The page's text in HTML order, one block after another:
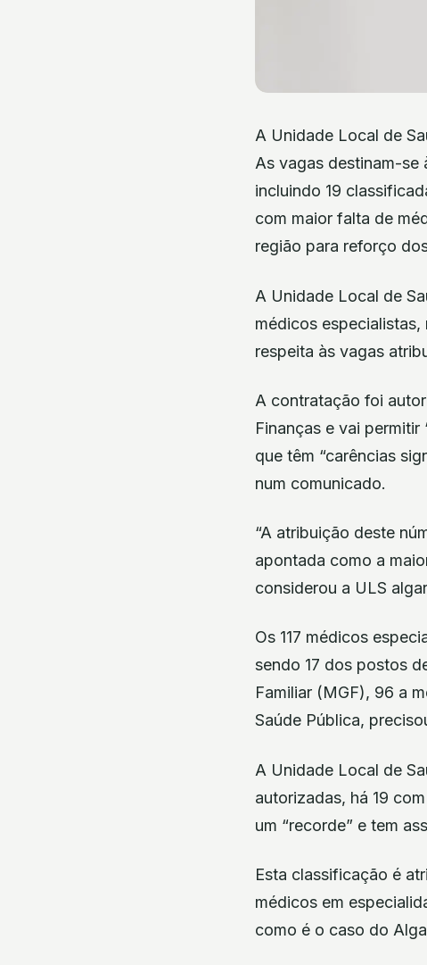
A Unidade Local de
As vagas destinam-se
incluindo 19
com maior falta de
região para reforço
A Unidade Local de
médicos especialistas,
respeita às vagas
A contratação foi
Finanças e vai
que têm “carências
num comunicado.
“A atribuição deste
apontada como a
considerou a ULS
Os 117 médicos
sendo 17 dos postos
Familiar (MGF), 96 a
Saúde Pública,
A Unidade Local de
autorizadas, há 19
um “recorde” e tem
Esta classificação é
médicos em
como é o caso do